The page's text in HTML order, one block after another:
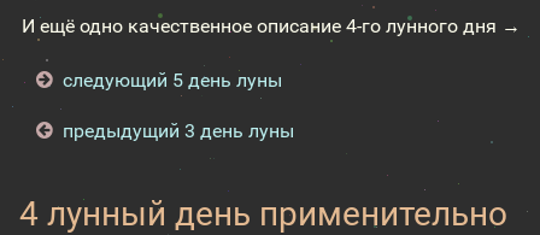
И ещё одно качественное описание 4-го лунного дня →
следующий 5 день луны
предыдущий 3 день луны
4 лунный день применительно